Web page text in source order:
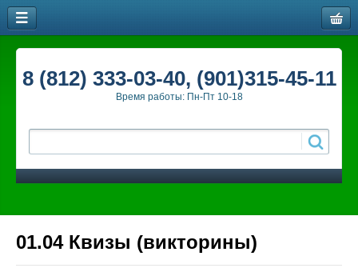
8 (812) 333-03-40, (901)315-45-11
Время работы: Пн-Пт 10-18
01.04 Квизы (викторины)